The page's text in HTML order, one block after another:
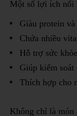
Một số lợi ích nổi
Giàu protein
Chứa nhiều
Hỗ trợ sức
Giúp kiểm soát
Thích hợp cho
Không chỉ là món